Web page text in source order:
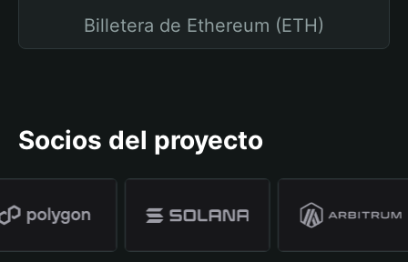
Billetera de Ethereum (ETH)
Socios del proyecto